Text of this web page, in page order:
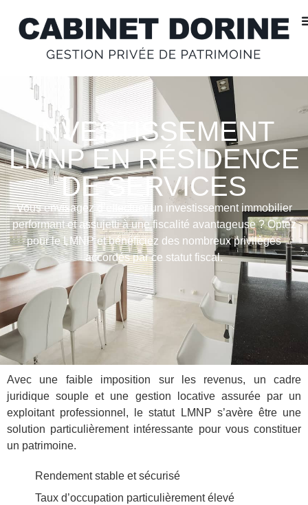
INVESTISSEMENT
LMNP EN RÉSIDENCE
DE SERVICES
Vous envisagez d’effectuer un investissement immobilier
performant et assujetti à une fiscalité avantageuse ? Optez
pour le LMNP et bénéficiez des nombreux privilèges
accordés par ce statut fiscal.
Avec une faible imposition sur les revenus, un cadre
juridique souple et une gestion locative assurée par un
exploitant professionnel, le statut LMNP s’avère être une
solution particulièrement intéressante pour vous constituer
un patrimoine.
Rendement stable et sécurisé
Taux d’occupation particulièrement élevé